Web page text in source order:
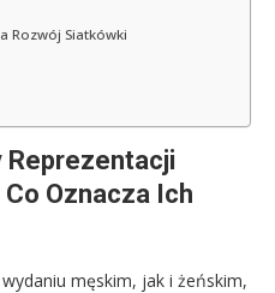
Rozwój Siatkówki
Reprezentacji
Oznacza Ich
męskim, jak i żeńskim,